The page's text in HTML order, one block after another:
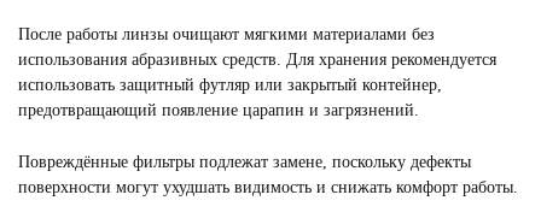
После работы линзы очищают мягкими материалами без
использования абразивных средств. Для хранения рекомендуется
использовать защитный футляр или закрытый контейнер,
предотвращающий появление царапин и загрязнений.
Повреждённые фильтры подлежат замене, поскольку дефекты
поверхности могут ухудшать видимость и снижать комфорт работы.